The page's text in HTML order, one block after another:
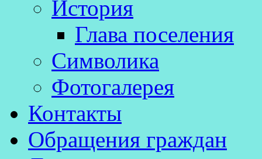
История
Глава поселения
Символика
Фотогалерея
Контакты
Обращения граждан